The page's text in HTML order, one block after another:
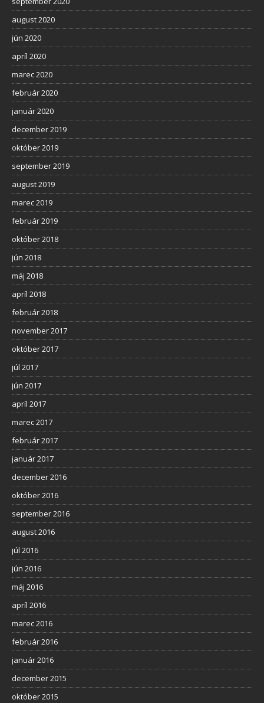
august 2020
jún 2020
apríl 2020
marec 2020
február 2020
január 2020
december 2019
október 2019
september 2019
august 2019
marec 2019
február 2019
október 2018
jún 2018
máj 2018
apríl 2018
február 2018
november 2017
október 2017
júl 2017
jún 2017
apríl 2017
marec 2017
február 2017
január 2017
december 2016
október 2016
september 2016
august 2016
júl 2016
jún 2016
máj 2016
apríl 2016
marec 2016
február 2016
január 2016
december 2015
október 2015